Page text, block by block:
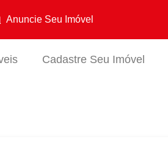
Anuncie Seu Imóvel
Cadastre Seu Imóvel